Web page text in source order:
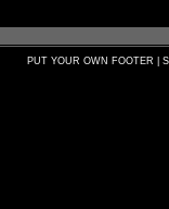
PUT YOUR OWN FOOTER |